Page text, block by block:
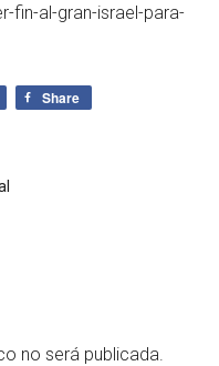
fin-al-gran-israel-para-
Share
no será publicada.